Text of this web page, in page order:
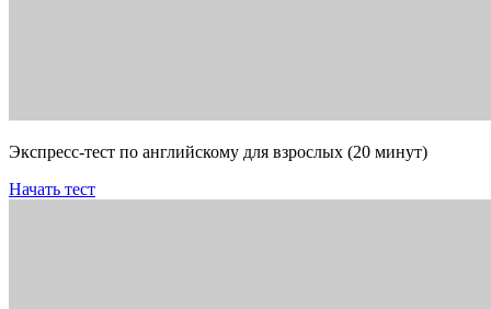
Экспресс-тест по английскому для взрослых (20 минут)
Начать тест